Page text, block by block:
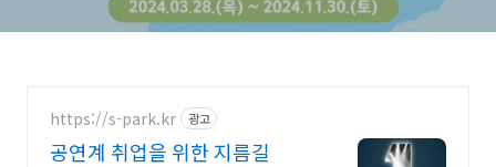
https://s-park.kr 광고
공연계 취업을 위한 지름길